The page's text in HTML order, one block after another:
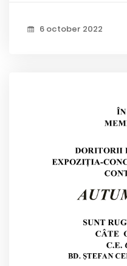
6 october 2022